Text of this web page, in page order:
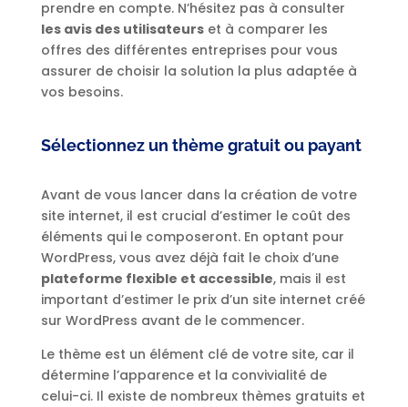
prendre en compte. N’hésitez pas à consulter
les avis des utilisateurset à comparer les
offres des différentes entreprises pour vous
assurer de choisir la solution la plus adaptée à
vos besoins.
Sélectionnez un thème gratuit ou payant
Avant de vous lancer dans la création de votre
site internet, il est crucial d’estimer le coût des
éléments qui le composeront. En optant pour
WordPress, vous avez déjà fait le choix d’une
plateforme flexible et accessible, mais il est
important d’estimer le prix d’un site internet créé
sur WordPress avant de le commencer.
Le thème est un élément clé de votre site, car il
détermine l’apparence et la convivialité de
celui-ci. Il existe de nombreux thèmes gratuits et